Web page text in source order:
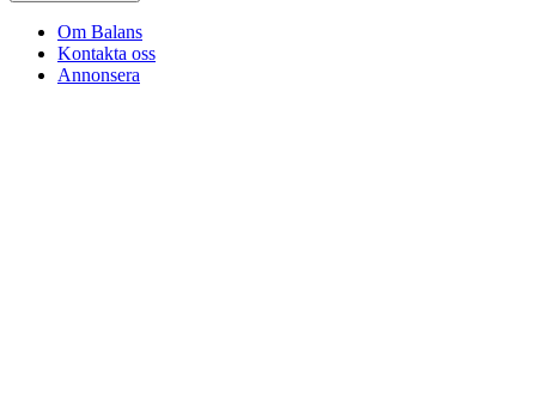
Om Balans
Kontakta oss
Annonsera